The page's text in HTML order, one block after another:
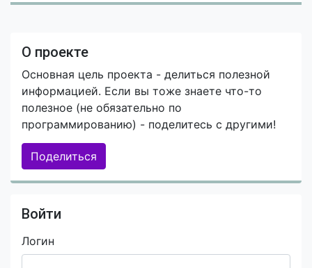
О проекте
Основная цель проекта - делиться полезной
информацией. Если вы тоже знаете что-то
полезное (не обязательно по
программированию) - поделитесь с другими!
Поделиться
Войти
Логин